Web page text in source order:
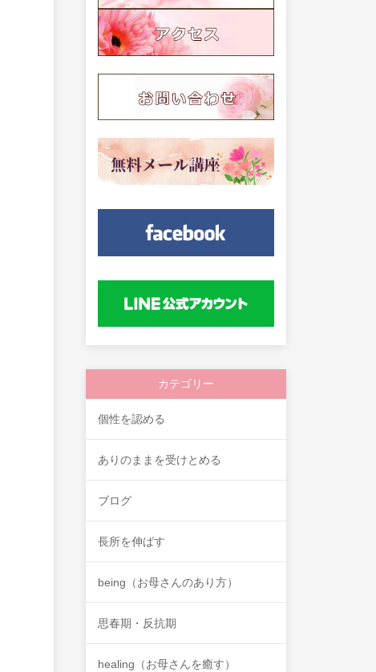
カテゴリー
個性を認める
ありのままを受けとめる
ブログ
長所を伸ばす
being（お母さんのあり方）
思春期・反抗期
healing（お母さんを癒す）